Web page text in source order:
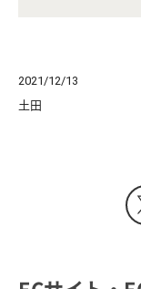
2021/12/13
土田